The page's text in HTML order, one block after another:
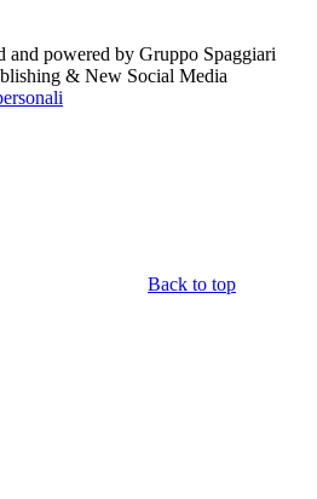
and powered by Gruppo Spaggiari
& New Social Media
Back to top